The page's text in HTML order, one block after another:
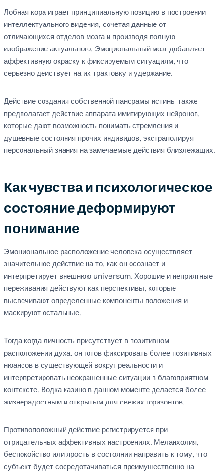
Лобная кора играет принципиальную позицию в построении
интеллектуального видения, сочетая данные от
отличающихся отделов мозга и производя полную
изображение актуального. Эмоциональный мозг добавляет
аффективную окраску к фиксируемым ситуациям, что
серьезно действует на их трактовку и удержание.
Действие создания собственной панорамы истины также
предполагает действие аппарата имитирующих нейронов,
которые дают возможность понимать стремления и
душевные состояния прочих индивидов, экстраполируя
персональный знания на замечаемые действия близлежащих.
Как чувства и психологическое
состояние деформируют
понимание
Эмоциональное расположение человека осуществляет
значительное действие на то, как он осознает и
интерпретирует внешнюю universum. Хорошие и неприятные
переживания действуют как перспективы, которые
высвечивают определенные компоненты положения и
маскируют остальные.
Тогда когда личность присутствует в позитивном
расположении духа, он готов фиксировать более позитивных
нюансов в существующей вокруг реальности и
интерпретировать неокрашенные ситуации в благоприятном
контексте. Водка казино в данном моменте делается более
жизнерадостным и открытым для свежих горизонтов.
Противоположный действие регистрируется при
отрицательных аффективных настроениях. Меланхолия,
беспокойство или ярость в состоянии направить к тому, что
субъект будет сосредотачиваться преимущественно на